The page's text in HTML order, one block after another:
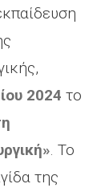
2024 το
. Το
της